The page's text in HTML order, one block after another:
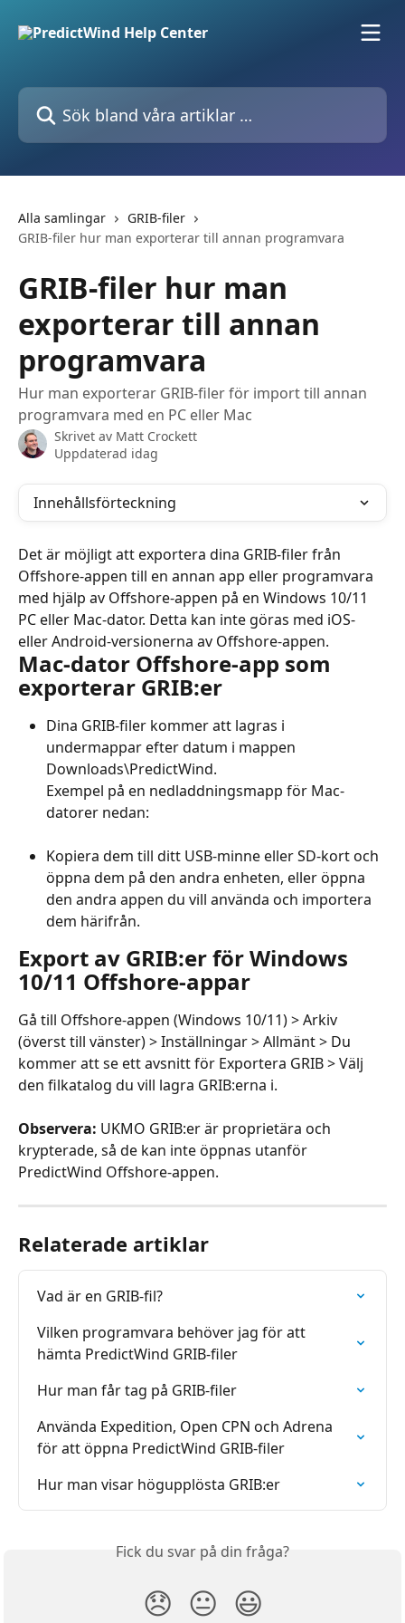
Sök bland våra artiklar …
Alla samlingar
GRIB-filer
GRIB-filer hur man exporterar till annan programvara
GRIB-filer hur man
exporterar till annan
programvara
Hur man exporterar GRIB-filer för import till annan
programvara med en PC eller Mac
Skrivet av Matt Crockett
Uppdaterad idag
Innehållsförteckning
Det är möjligt att exportera dina GRIB-filer från
Offshore-appen till en annan app eller programvara
med hjälp av Offshore-appen på en Windows 10/11
PC eller Mac-dator. Detta kan inte göras med iOS-
eller Android-versionerna av Offshore-appen.
Mac-dator Offshore-app som
exporterar GRIB:er
Dina GRIB-filer kommer att lagras i
undermappar efter datum i mappen
Downloads\PredictWind.
Exempel på en nedladdningsmapp för Mac-
datorer nedan:
Kopiera dem till ditt USB-minne eller SD-kort och
öppna dem på den andra enheten, eller öppna
den andra appen du vill använda och importera
dem härifrån.
Export av GRIB:er för Windows
10/11 Offshore-appar
Gå till Offshore-appen (Windows 10/11) > Arkiv
(överst till vänster) > Inställningar > Allmänt > Du
kommer att se ett avsnitt för Exportera GRIB > Välj
den filkatalog du vill lagra GRIB:erna i.
Observera: UKMO GRIB:er är proprietära och
krypterade, så de kan inte öppnas utanför
PredictWind Offshore-appen.
Relaterade artiklar
Vad är en GRIB-fil?
Vilken programvara behöver jag för att
hämta PredictWind GRIB-filer
Hur man får tag på GRIB-filer
Använda Expedition, Open CPN och Adrena
för att öppna PredictWind GRIB-filer
Hur man visar högupplösta GRIB:er
Fick du svar på din fråga?
😞 😐 😃